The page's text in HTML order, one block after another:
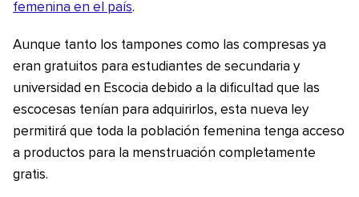
femenina en el país.
Aunque tanto los tampones como las compresas ya
eran gratuitos para estudiantes de secundaria y
universidad en Escocia debido a la dificultad que las
escocesas tenían para adquirirlos, esta nueva ley
permitirá que toda la población femenina tenga acceso
a productos para la menstruación completamente
gratis.